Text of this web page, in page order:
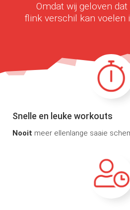
Omdat wij geloven
flink verschil kan voelen
Snelle en leuke workouts
Nooit meer ellenlange saaie